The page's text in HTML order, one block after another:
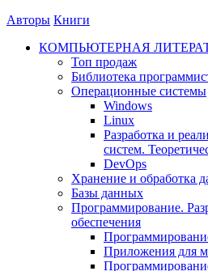
Авторы Книги
КОМПЬЮТЕРНАЯ
Топ продаж
Библиотека
Операционные системы
Windows
Linux
Разработка и
систем.
DevOps
Хранение и обработка
Базы данных
Программирование.
обеспечения
Приложения для